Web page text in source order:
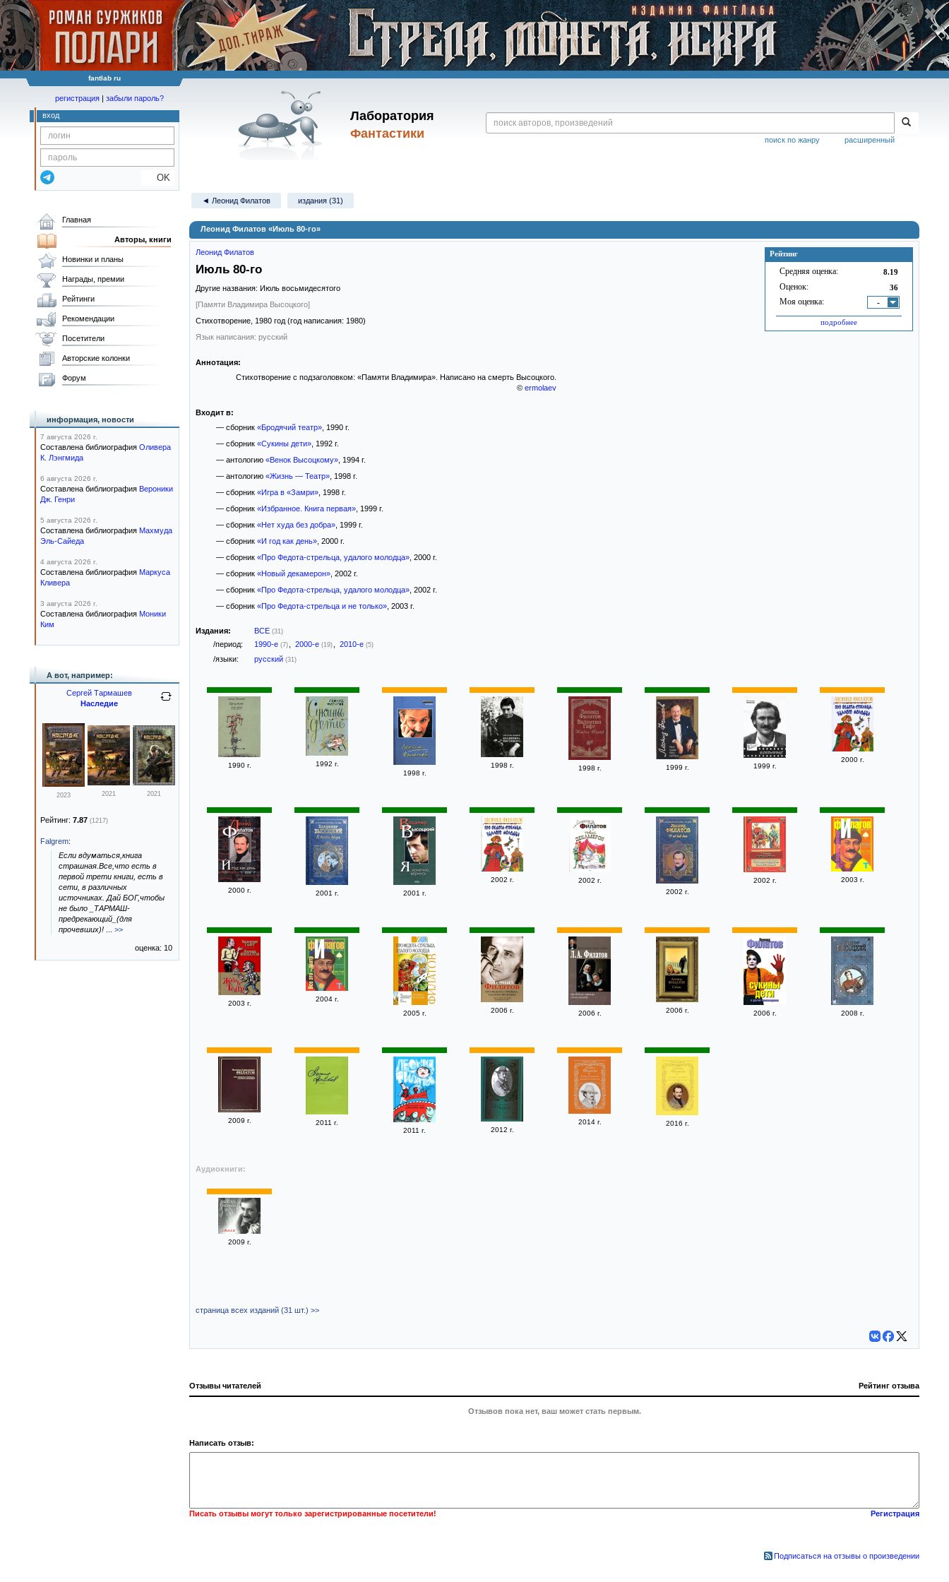
fantlab ru
Лаборатория
Фантастики
расширенный
поиск по жанру
регистрация | забыли пароль?
вход
OK
◄ Леонид Филатов издания (31)
Леонид Филатов «Июль 80-го»
Рейтинг
Средняя оценка: 8.19
Оценок: 36
Моя оценка: -
подробнее
Леонид Филатов
Июль 80-го
Другие названия: Июль восьмидесятого
[Памяти Владимира Высоцкого]
Стихотворение, 1980 год (год написания: 1980)
Язык написания: русский
Аннотация:
Стихотворение с подзаголовком: «Памяти Владимира». Написано на смерть Высоцкого.
© ermolaev
Входит в:
— сборник «Бродячий театр», 1990 г.
— сборник «Сукины дети», 1992 г.
— антологию «Венок Высоцкому», 1994 г.
— антологию «Жизнь — Театр», 1998 г.
— сборник «Игра в «Замри», 1998 г.
— сборник «Избранное. Книга первая», 1999 г.
— сборник «Нет худа без добра», 1999 г.
— сборник «И год как день», 2000 г.
— сборник «Про Федота-стрельца, удалого молодца», 2000 г.
— сборник «Новый декамерон», 2002 г.
— сборник «Про Федота-стрельца, удалого молодца», 2002 г.
— сборник «Про Федота-стрельца и не только», 2003 г.
Издания: ВСЕ (31)
/период: 1990-е (7) 2000-е (19) 2010-е (5)
/языки: русский (31)
1990 г.
1992 г.
1998 г.
1998 г. 1998 г. 1999 г. 1999 г.
2000 г.
2000 г. 2001 г. 2001 г.
2002 г.
2002 г.
2002 г.
2002 г. 2003 г.
2003 г.
2004 г.
2005 г.
2006 г. 2006 г. 2006 г. 2006 г. 2008 г.
2009 г.
2011 г.
2011 г.
2012 г.
2014 г. 2016 г.
Аудиокниги:
2009 г.
страница всех изданий (31 шт.) >>
Отзывы читателей Рейтинг отзыва
Отзывов пока нет, ваш может стать первым.
Написать отзыв:
Писать отзывы могут только зарегистрированные посетители! Регистрация
Подписаться на отзывы о произведении
Главная
Авторы, книги
Новинки и планы
Награды, премии
Рейтинги
Рекомендации
Посетители
Авторские колонки
Форум
информация, новости
7 августа 2026 г.
Составлена библиография Оливера
К. Лэнгмида
6 августа 2026 г.
Составлена библиография Вероники
Дж. Генри
5 августа 2026 г.
Составлена библиография Махмуда
Эль-Сайеда
4 августа 2026 г.
Составлена библиография Маркуса
Кливера
3 августа 2026 г.
Составлена библиография Моники
Ким
А вот, например:
Сергей Тармашев
Наследие
2023 2021 2021
Рейтинг: 7.87 (1217)
Falgrem:
Если вдуматься,книга
страшная.Все,что есть в
первой трети книги, есть в
сети, в различных
источниках. Дай БОГ,чтобы
не было _ТАРМАШ-
предрекающий_(для
прочевших)!
>>
оценка: 10